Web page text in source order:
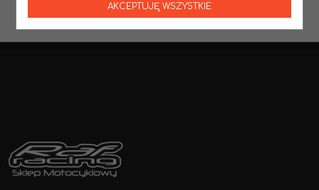
AKCEPTUJĘ WSZYSTKIE